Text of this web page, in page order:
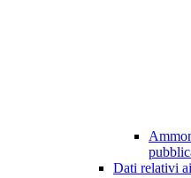
Dati relativi